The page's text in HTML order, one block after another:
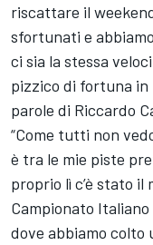
riscattare il
sfortunati e
ci sia la stessa
pizzico di fortuna in
parole di Riccardo
“Come tutti non
è tra le mie piste
proprio lì c’è stato il
Campionato
dove abbiamo colto